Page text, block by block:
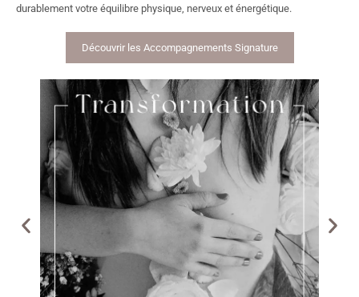
durablement votre équilibre physique, nerveux et énergétique.
Découvrir les Accompagnements Signature